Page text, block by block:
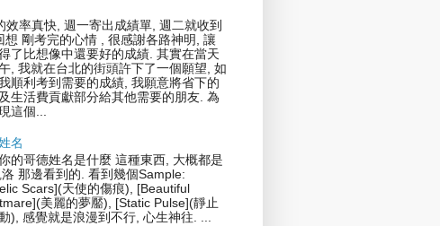
效率真快, 週一寄出成績單, 週二就收到
想 剛考完的心情 , 很感謝各路神明, 讓
了比想像中還要好的成績. 其實在當天
, 我就在台北的街頭許下了一個願望, 如
順利考到需要的成績, 我願意將省下的
生活費貢獻部分給其他需要的朋友. 為
這個...
名
的哥德姓名是什麼 這種東西, 大概都是
那邊看到的. 看到幾個Sample:
Scars](天使的傷痕), [Beautiful
美麗的夢靨), [Static Pulse](靜止
), 感覺就是浪漫到不行, 心生神往. ...